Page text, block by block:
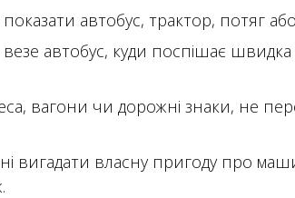
автобус, трактор, потяг
автобус, куди поспішає
вагони чи дорожні знаки, не
вигадати власну пригоду про